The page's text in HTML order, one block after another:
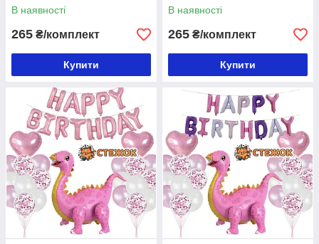
В наявності
265 ₴/комплект
Купити
В наявності
265 ₴/комплект
Купити